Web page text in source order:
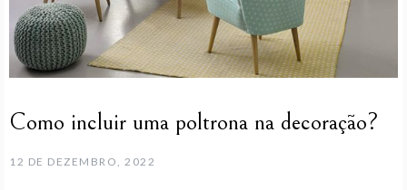
Como incluir uma poltrona na decoração?
12 DE DEZEMBRO, 2022